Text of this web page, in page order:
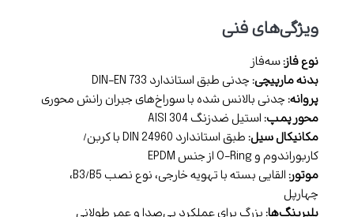
ویژگی‌های فنی
نوع فاز:سه‌فاز
بدنه مارپیچی:چدنی طبق استاندارد DIN-EN 733
پروانه:چدنی بالانس شده با سوراخ‌های جبران رانش محوری
محور پمپ:استیل ضدزنگ AISI 304
مکانیکال سیل:
طبق استاندارد DIN 24960 با کربن/
کاربوراندوم و O-Ring از جنس EPDM
موتور:
القایی بسته با تهویه خارجی، نوع نصب B3/B5،
چهارپل